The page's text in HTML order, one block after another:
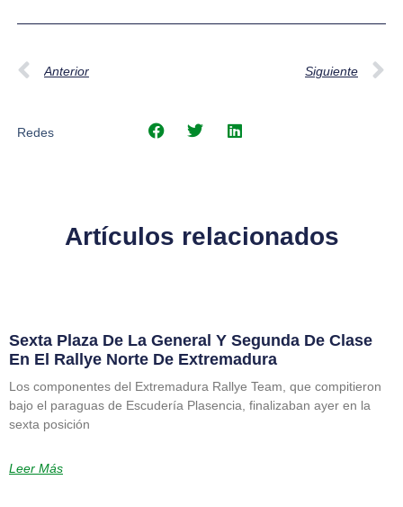
Anterior Siguiente
Redes
Artículos relacionados
Sexta Plaza De La General Y Segunda De Clase
En El Rallye Norte De Extremadura
Los componentes del Extremadura Rallye Team, que compitieron
bajo el paraguas de Escudería Plasencia, finalizaban ayer en la
sexta posición
Leer Más